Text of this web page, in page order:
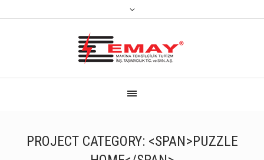
PROJECT CATEGORY: <SPAN>PUZZLE